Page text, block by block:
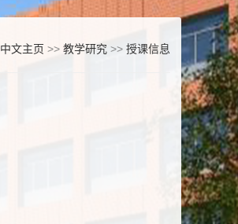
中文主页 >> 教学研究 >> 授课信息